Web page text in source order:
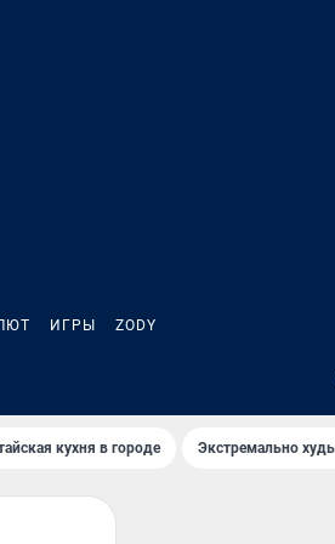
ИГРЫ ZODY
кухня в городе Экстремально